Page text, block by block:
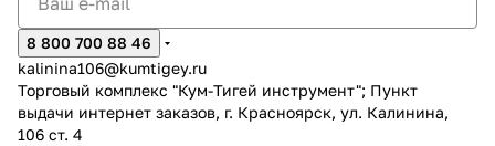
8 800 700 88 46
kalinina106@kumtigey.ru
Торговый комплекс "Кум-Тигей инструмент"; Пункт
выдачи интернет заказов, г. Красноярск, ул. Калинина,
106 ст. 4